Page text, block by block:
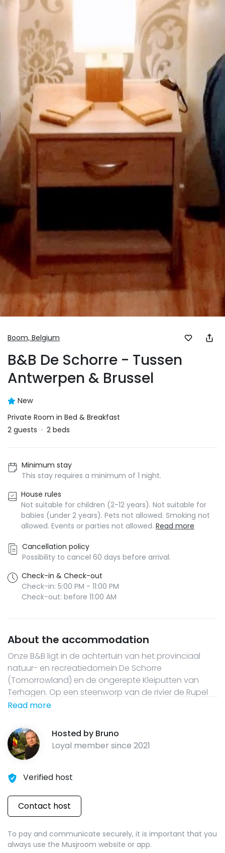
Boom, Belgium
B&B De Schorre - Tussen
Antwerpen & Brussel
New
Private Room in Bed & Breakfast
2 guests · 2 beds
Minimum stay
This stay requires a minimum of 1 night.
House rules
Not suitable for children (2-12 years). Not suitable for
babies (under 2 years). Pets not allowed. Smoking not
allowed. Events or parties not allowed. Read more
Cancellation policy
Possibility to cancel 60 days before arrival.
Check-in & Check-out
Check-in: 5:00 PM - 11:00 PM
Check-out: before 11:00 AM
About the accommodation
Onze B&B ligt in de achtertuin van het provinciaal
natuur- en recreatiedomein De Schorre
(Tomorrowland) en de ongerepte Kleiputten van
Terhagen. Op een steenworp van de rivier de Rupel
en op wandelafstand van het (winkel)centrum van
tussen Antwerpen, Mechelen en Brussel. De recent
gerenoveerde rustige gastenkamer, gelegen op de
eerste verdieping, bestaat uit een kleine leefruimte en
de kamer bevindt zich je eigen badkamer. Wij
comfort. Met keuze voor overnachting met of zonder
ontbijt en een flinke korting voor singles. ***ONTBIJT IS
MOGELIJK*** .
Read more
Hosted by Bruno
Loyal member since 2021
Verified host
Contact host
To pay and communicate securely, it is important that you
always use the Musjroom website or app.